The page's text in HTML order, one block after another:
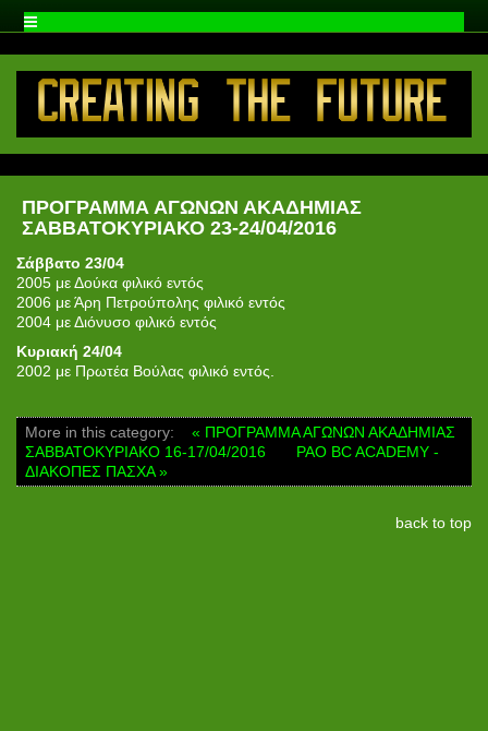
ΠΡΟΓΡΑΜΜΑ ΑΓΩΝΩΝ ΑΚΑΔΗΜΙΑΣ
ΣΑΒΒΑΤΟΚΥΡΙΑΚΟ 23-24/04/2016
Σάββατο 23/04
2005 με Δούκα φιλικό εντός
2006 με Άρη Πετρούπολης φιλικό εντός
2004 με Διόνυσο φιλικό εντός
Κυριακή 24/04
2002 με Πρωτέα Βούλας φιλικό εντός.
More in this category:
« ΠΡΟΓΡΑΜΜΑ ΑΓΩΝΩΝ ΑΚΑΔΗΜΙΑΣ
ΣΑΒΒΑΤΟΚΥΡΙΑΚΟ 16-17/04/2016
PAO BC ACADEMY -
ΔΙΑΚΟΠΕΣ ΠΑΣΧΑ »
back to top